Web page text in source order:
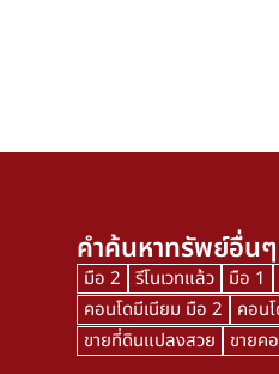
คำค้นหาทรัพย์อื่นๆ
มือ 2 รีโนเวทแล้ว มือ 1
คอนโดมีเนียม มือ 2
คอน
ขายที่ดินแปลงสวย
ขายค